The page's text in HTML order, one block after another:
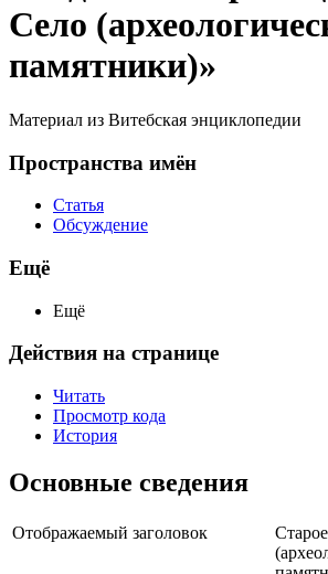
Село
памятники)»
Материал из Витебская энциклопедии
Пространства имён
Статья
Обсуждение
Ещё
Ещё
Действия на странице
Читать
Просмотр кода
История
Основные сведения
Отображаемый заголовок